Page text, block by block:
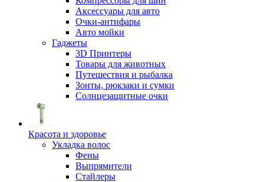
Аксессуары для авто
Очки-антифары
Авто мойки
Гаджеты
3D Принтеры
Товары для животных
Путешествия и рыбалка
Зонты, рюкзаки и сумки
Солнцезащитные очки
Красота и здоровье
Укладка волос
Фены
Выпрямители
Стайлеры